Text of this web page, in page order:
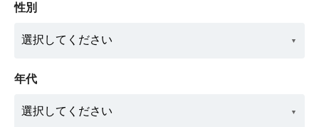
性別
年代